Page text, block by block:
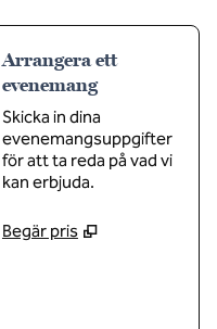
Arrangera ett
evenemang
Skicka in dina
evenemangsuppgifter
för att ta reda på vad vi
kan erbjuda.
Begär pris